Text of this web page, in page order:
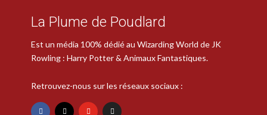
La Plume de Poudlard
Est un média 100% dédié au Wizarding World de JK
Rowling : Harry Potter & Animaux Fantastiques.
Retrouvez-nous sur les réseaux sociaux :